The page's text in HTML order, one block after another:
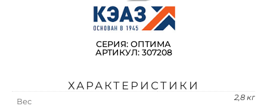
СЕРИЯ: ОПТИМА
АРТИКУЛ: 307208
ХАРАКТЕРИСТИКИ
Вес 2,8 кг